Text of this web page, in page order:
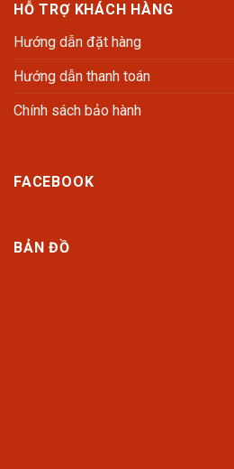
HỖ TRỢ KHÁCH HÀNG
Hướng dẫn đặt hàng
Hướng dẫn thanh toán
Chính sách bảo hành
FACEBOOK
BẢN ĐỒ